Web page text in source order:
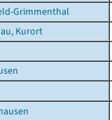
Grimmenthal
Kurort